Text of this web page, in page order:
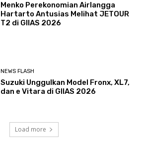
Menko Perekonomian Airlangga
Hartarto Antusias Melihat JETOUR
T2 di GIIAS 2026
NEWS FLASH
Suzuki Unggulkan Model Fronx, XL7,
dan e Vitara di GIIAS 2026
Load more